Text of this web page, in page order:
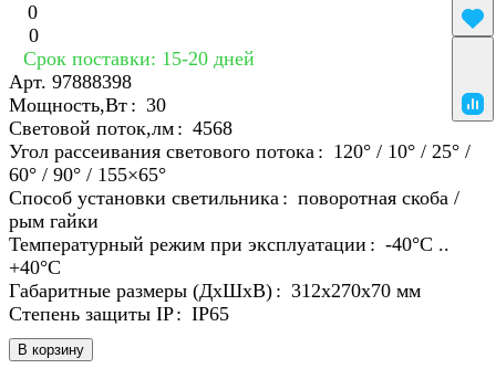
0
0
Срок поставки: 15-20 дней
Арт. 97888398
В корзину
Мощность,Вт : 30
Световой поток,лм : 4568
Угол рассеивания светового потока : 120° / 10° / 25° /
60° / 90° / 155×65°
Способ установки светильника : поворотная скоба /
рым гайки
Температурный режим при эксплуатации : -40°С ..
+40°C
Габаритные размеры (ДхШхВ) : 312х270х70 мм
Степень защиты IP : IP65